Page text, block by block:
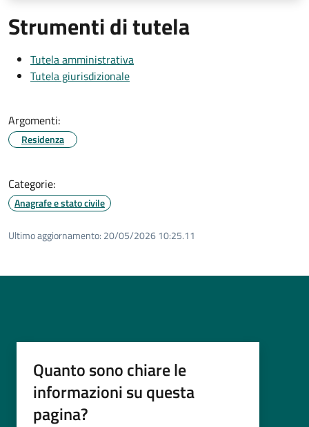
Strumenti di tutela
Tutela amministrativa
Tutela giurisdizionale
Argomenti:
Residenza
Categorie:
Anagrafe e stato civile
Ultimo aggiornamento: 20/05/2026 10:25.11
Quanto sono chiare le
informazioni su questa
pagina?